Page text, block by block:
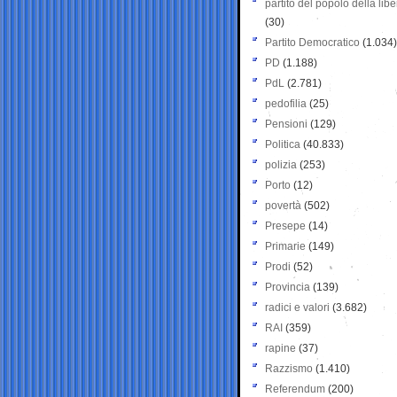
partito del popolo della
(30)
Partito Democratico (1.034)
PD (1.188)
PdL (2.781)
pedofilia (25)
Pensioni (129)
Politica (40.833)
polizia (253)
Porto (12)
povertà (502)
Presepe (14)
Primarie (149)
Prodi (52)
Provincia (139)
radici e valori (3.682)
RAI (359)
rapine (37)
Razzismo (1.410)
Referendum (200)